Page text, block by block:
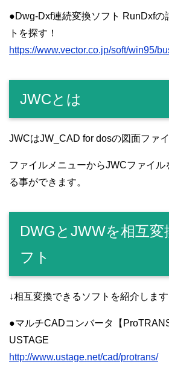
●Dwg-Dxf連続変換ソフト RunDxfの
トを探す！
https://www.vector.co.jp/soft/win95/
JWCとは
JWCはJW_CAD for dosの図面ファイ
ファイルメニューからJWCファイル
る事ができます。
DWGとJWWを相互変
フト
↓相互変換できるソフトを紹介します
●マルチCADコンバータ【
USTAGE
http://www.ustage.net/cad/protrans/